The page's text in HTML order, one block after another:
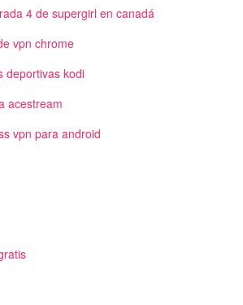
4 de supergirl en canadá
vpn chrome
deportivas kodi
acestream
vpn para android